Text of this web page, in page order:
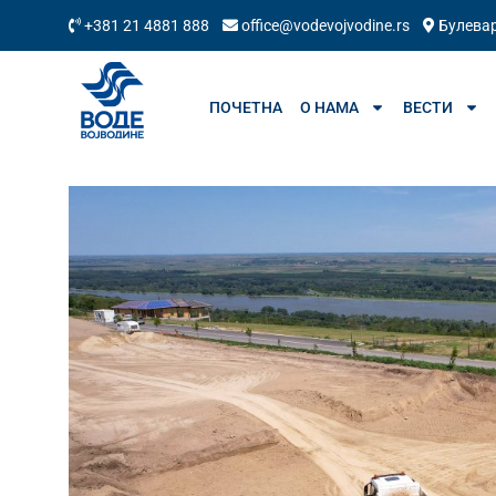
+381 21 4881 888 office@vodevojvodine.rs
ПОЧЕТНА О НАМА ВЕСТИ